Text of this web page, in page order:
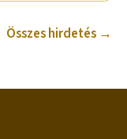
Összes hirdetés →